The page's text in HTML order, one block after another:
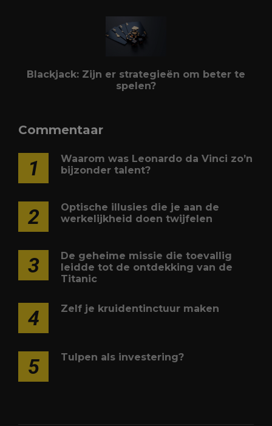
Blackjack: Zijn er strategieën om beter te
spelen?
Commentaar
1
Waarom was Leonardo da Vinci zo’n
bijzonder talent?
2
Optische illusies die je aan de
werkelijkheid doen twijfelen
3
De geheime missie die toevallig
leidde tot de ontdekking van de
Titanic
4 Zelf je kruidentinctuur maken
5 Tulpen als investering?